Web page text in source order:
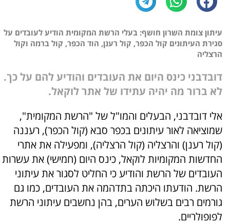
עיתון צומת השרון חושף: בעלי הרשת המקומית הודיע לעובדים על
סגירת העיתונים קול הכפר, קול רענן, הוד הכפר, קול ברמה וקול
הרצליה
דובדבני כינס היום את העובדים והודיע להם על כך.
לא ברור מה יהיה עתידו של אתר לוקאל.
אלי דובדבני, הבעלים והמו"ל של "הרשת המקומית",
שמוציאה לאור עיתונים בכפר סבא (קול הכפר), רעננה
(קול רענן) והרצליה (קול הרצליה), ומפעילה את אתרי
החדשות המקומיות לוקאל, כינס היום (חמישי) את עשרות
העובדים של הרשת והודיע כי החליט לסגור את עיתוני
הרשת. הודעתו היכתה בתדהמה את העובדים, כמו גם
גורמים רבים בשלוש הערים, בהן נחשבים עיתוני הרשת
לפופולריים.